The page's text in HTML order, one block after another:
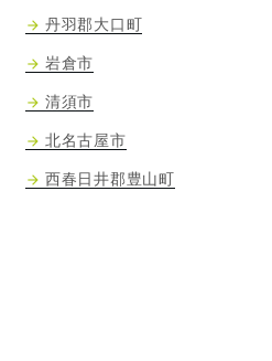
丹羽郡大口町
岩倉市
清須市
北名古屋市
西春日井郡豊山町